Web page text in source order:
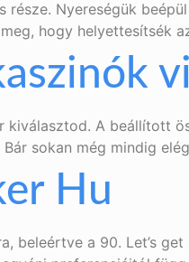
része. Nyereségük
hogy helyettesítsék
kiválasztod. A beállított
sokan még mindig
Hu
beleértve a 90. Let’s